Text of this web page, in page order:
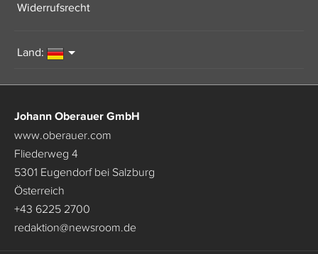
Widerrufsrecht
Land:
Johann Oberauer GmbH
www.oberauer.com
Fliederweg 4
5301 Eugendorf bei Salzburg
Österreich
+43 6225 2700
redaktion@newsroom.de